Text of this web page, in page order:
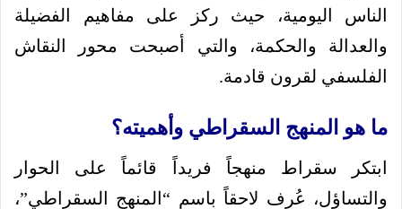
الناس اليومية، حيث ركز على مفاهيم الفضيلة
والعدالة والحكمة، والتي أصبحت محور النقاش
الفلسفي لقرون قادمة.
ما هو المنهج السقراطي وأهميته؟
ابتكر سقراط منهجاً فريداً قائماً على الحوار
والتساؤل، عُرف لاحقاً باسم “المنهج السقراطي”،